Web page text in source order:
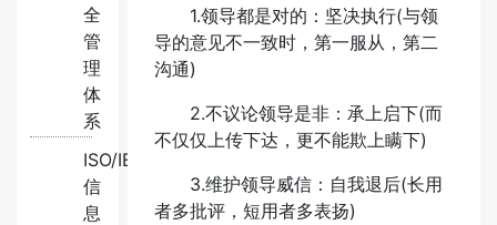
全
管
理
体
系
ISO/IEC27001:2022
信
息
1.领导都是对的：坚决执行(与领
导的意见不一致时，第一服从，第二
沟通)
2.不议论领导是非：承上启下(而
不仅仅上传下达，更不能欺上瞒下)
3.维护领导威信：自我退后(长用
者多批评，短用者多表扬)